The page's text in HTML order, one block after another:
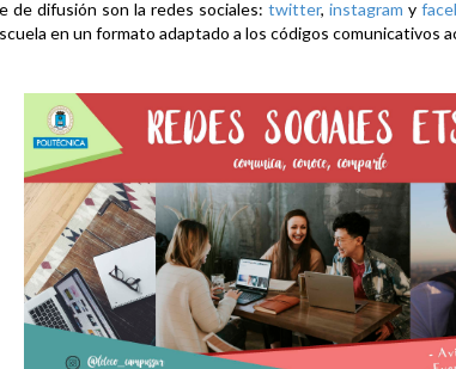
de difusión son la redes sociales: twitter, instagram y
en un formato adaptado a los códigos comunicativos